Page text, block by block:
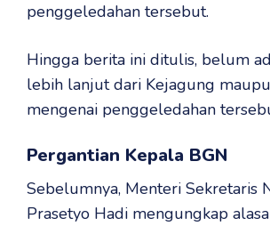
penggeledahan tersebut.
Hingga berita ini ditulis, belum
lebih lanjut dari Kejagung
mengenai penggeledahan
Pergantian Kepala BGN
Sebelumnya, Menteri Sekretaris
Prasetyo Hadi mengungkap